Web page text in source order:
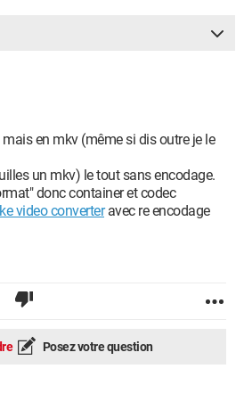
en mkv (même si dis outre je le
un mkv) le tout sans encodage.
donc container et codec
video converteravec re encodage
Posez votre question